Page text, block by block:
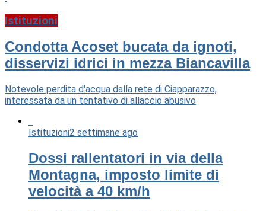
Istituzioni
Condotta Acoset bucata da ignoti,
disservizi idrici in mezza Biancavilla
Notevole perdita d'acqua dalla rete di Ciapparazzo,
interessata da un tentativo di allaccio abusivo
Istituzioni2 settimane ago
Dossi rallentatori in via della
Montagna, imposto limite di
velocità a 40 km/h